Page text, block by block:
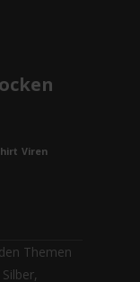
Viren
Themen